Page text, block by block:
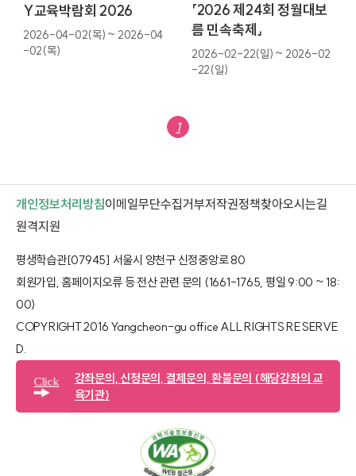
Y교육박람회 2026
2026-04-02(목) ~ 2026-04
-02(목)
「2026 제24회 정월대보
름 민속축제」
2026-02-22(일) ~ 2026-02
-22(일)
1
개인정보처리방침이메일무단수집거부저작권정책찾아오시는길
원격지원
평생학습관[07945] 서울시 양천구 신정중앙로 80
회원가입, 홈페이지오류 등 전산 관련 문의 (1661-1765, 평일 9:00 ~ 18:
00)
COPYRIGHT 2016 Yangcheon-gu office ALL RIGHTS RESERVE
D.​
Click 강좌문의, 신청문의, 결제문의, 환불문의 (해당강좌의 교
육기관)